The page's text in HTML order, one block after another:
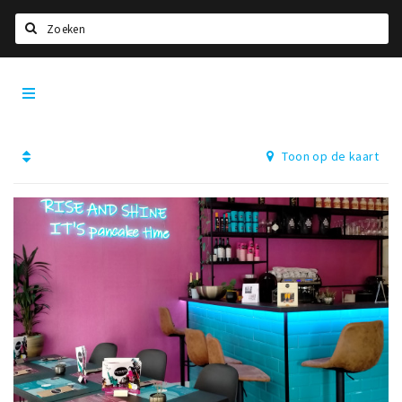
Home
Bioscoopagenda
Nieuws
Leuke tips & trends
Interviews
Eten
Drinken
Slapen
Toon op de kaart